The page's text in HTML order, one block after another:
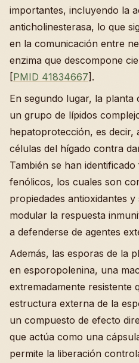
importantes, incluyendo la
anticholinesterasa, lo que
en la comunicación entre
enzima que descompone
[PMID 41834667].
En segundo lugar, la planta
un grupo de lípidos
hepatoprotección, es decir,
células del hígado contra
También se han
fenólicos, los cuales son
propiedades antioxidantes
modular la respuesta
a defenderse de agentes
Además, las esporas de la
en esporopolenina, una
extremadamente resistente
estructura externa de la
un compuesto de efecto
que actúa como una
permite la liberación